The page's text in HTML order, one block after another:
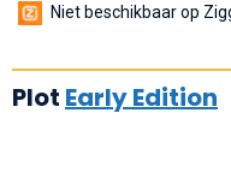
Niet beschikbaar op
Plot Early Edition